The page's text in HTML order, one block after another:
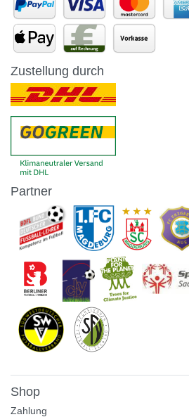
Zustellung durch
Partner
Shop
Zahlung